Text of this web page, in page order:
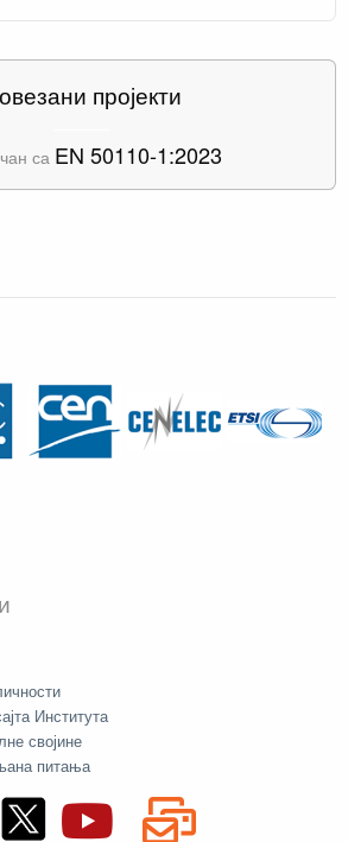
пројекти
са EN 50110-1:2023
Института
својине
питања